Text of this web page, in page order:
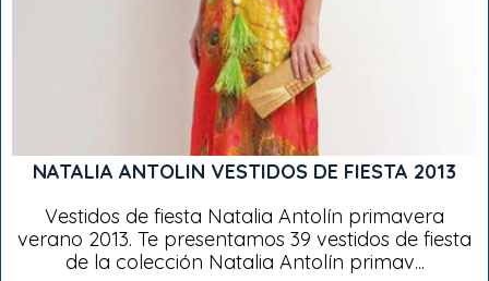
NATALIA ANTOLIN VESTIDOS DE FIESTA 2013
Vestidos de fiesta Natalia Antolín primavera
verano 2013. Te presentamos 39 vestidos de fiesta
de la colección Natalia Antolín primav...